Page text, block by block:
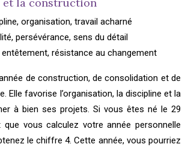
organisation, travail acharné
persévérance, sens du détail
entêtement, résistance au changement
de construction, de consolidation et de
Elle favorise l’organisation, la discipline et la
à bien ses projets. Si vous êtes né le 29
que vous calculez votre année personnelle
le chiffre 4. Cette année, vous pourriez